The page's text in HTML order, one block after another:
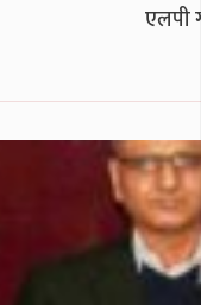
एलपी